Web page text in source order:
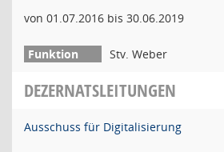
von 01.07.2016 bis 30.06.2019
Stv. Weber
DEZERNATSLEITUNGEN
Ausschuss für Digitalisierung